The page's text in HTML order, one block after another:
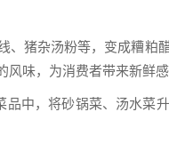
、猪杂汤粉等，变成糟粕
味，为消费者带来新鲜感
品中，将砂锅菜、汤水菜